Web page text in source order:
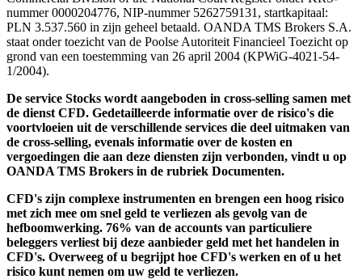
nummer 0000204776, NIP-nummer 5262759131, startkapitaal:
PLN 3.537.560 in zijn geheel betaald. OANDA TMS Brokers S.A.
staat onder toezicht van de Poolse Autoriteit Financieel Toezicht op
grond van een toestemming van 26 april 2004 (KPWiG-4021-54-
1/2004).
De service Stocks wordt aangeboden in cross-selling samen met
de dienst CFD. Gedetailleerde informatie over de risico's die
voortvloeien uit de verschillende services die deel uitmaken van
de cross-selling, evenals informatie over de kosten en
vergoedingen die aan deze diensten zijn verbonden, vindt u op
OANDA TMS Brokers in de rubriek Documenten.
CFD's zijn complexe instrumenten en brengen een hoog risico
met zich mee om snel geld te verliezen als gevolg van de
hefboomwerking. 76% van de accounts van particuliere
beleggers verliest bij deze aanbieder geld met het handelen in
CFD's. Overweeg of u begrijpt hoe CFD's werken en of u het
risico kunt nemen om uw geld te verliezen.